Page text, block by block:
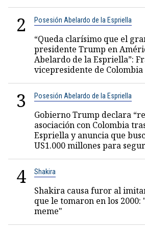
2 Posesión Abelardo de la Espriella
“Queda clarísimo que el
presidente Trump en
Abelardo de la Espriella”:
vicepresidente de Colombia
3 Posesión Abelardo de la Espriella
Gobierno Trump declara
asociación con Colombia
Espriella y anuncia que
US1.000 millones para
4 Shakira
Shakira causa furor al
que le tomaron en los
meme"